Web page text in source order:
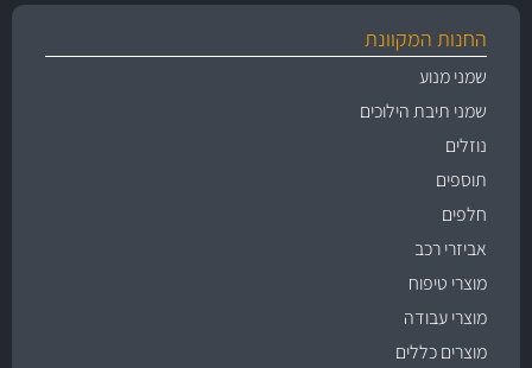
החנות המקוונת
שמני מנוע
שמני תיבת הילוכים
נוזלים
תוספים
חלפים
אביזרי רכב
מוצרי טיפוח
מוצרי עבודה
מוצרים כללים